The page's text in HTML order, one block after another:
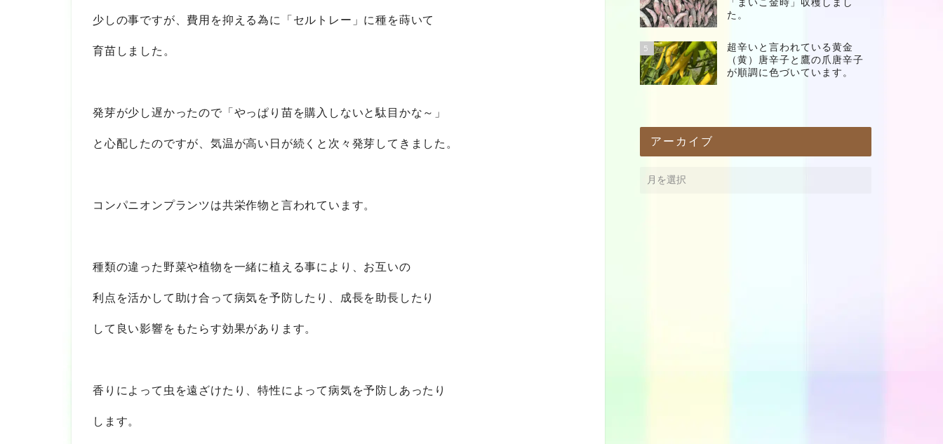
少しの事ですが、費用を抑える為に「セルトレー」に種を蒔いて
育苗しました。
発芽が少し遅かったので「やっぱり苗を購入しないと駄目かな～」
と心配したのですが、気温が高い日が続くと次々発芽してきました。
コンパニオンプランツは共栄作物と言われています。
種類の違った野菜や植物を一緒に植える事により、お互いの
利点を活かして助け合って病気を予防したり、成長を助長したり
して良い影響をもたらす効果があります。
香りによって虫を遠ざけたり、特性によって病気を予防しあったり
します。
「まいこ金時」収穫しまし
た。
5
超辛いと言われている黄金
（黄）唐辛子と鷹の爪唐辛子
が順調に色づいています。
アーカイブ